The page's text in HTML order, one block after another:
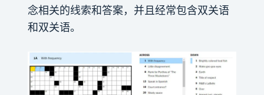
念相关的线索和答案，并且经常包含双关语
和双关语。